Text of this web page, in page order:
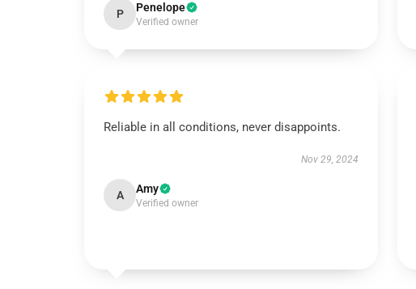
P Penelope
Verified owner
Reliable in all conditions, never disappoints.
Nov 29, 2024
A Amy
Verified owner